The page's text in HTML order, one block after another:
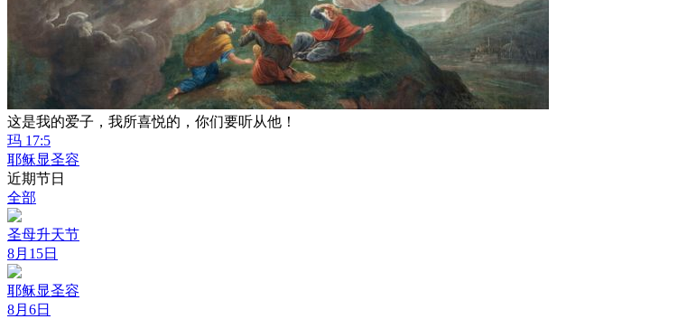
这是我的爱子，我所喜悦的，你们要听从他！
玛 17:5
耶稣显圣容
近期节日
全部
圣母升天节
8月15日
耶稣显圣容
8月6日